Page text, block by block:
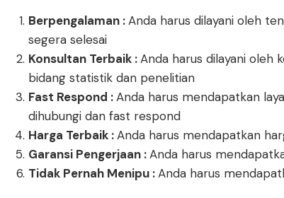
Berpengalaman :Anda harus dilayani oleh
segera selesai
Konsultan Terbaik :Anda harus dilayani oleh
bidang statistik dan penelitian
Fast Respond :Anda harus mendapatkan
dihubungi dan fast respond
Harga Terbaik :Anda harus mendapatkan
Garansi Pengerjaan :Anda harus
Tidak Pernah Menipu :Anda harus